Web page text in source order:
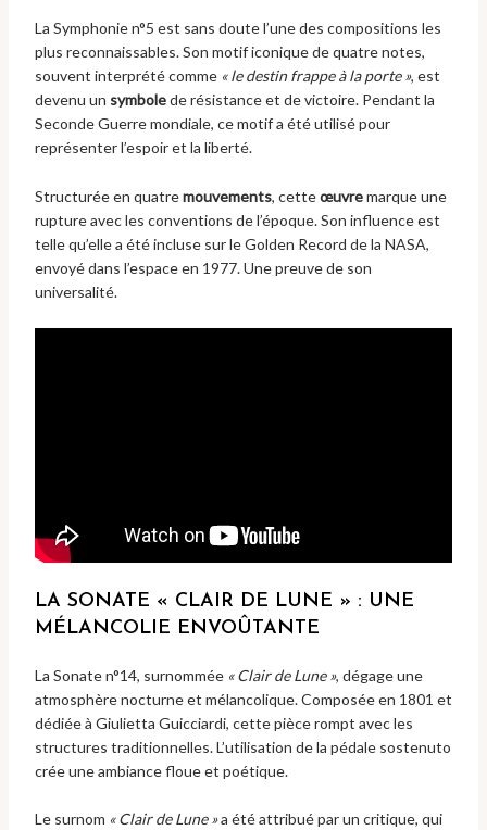
La Symphonie n°5 est sans doute l’une des compositions les
plus reconnaissables. Son motif iconique de quatre notes,
souvent interprété comme « le destin frappe à la porte », est
devenu un symbolede résistance et de victoire. Pendant la
Seconde Guerre mondiale, ce motif a été utilisé pour
représenter l’espoir et la liberté.
Structurée en quatremouvements, cetteœuvremarque une
rupture avec les conventions de l’époque. Son influence est
telle qu’elle a été incluse sur le Golden Record de la NASA,
envoyé dans l’espace en 1977. Une preuve de son
universalité.
LA SONATE « CLAIR DE LUNE » : UNE
MÉLANCOLIE ENVOÛTANTE
La Sonate n°14, surnommée « Clair de Lune », dégage une
atmosphère nocturne et mélancolique. Composée en 1801 et
dédiée à Giulietta Guicciardi, cette pièce rompt avec les
structures traditionnelles. L’utilisation de la pédale sostenuto
crée une ambiance floue et poétique.
Le surnom « Clair de Lune »a été attribué par un critique, qui